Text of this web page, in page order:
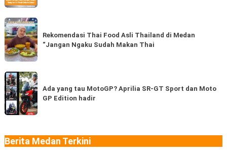
Ternama
dari
Thailand,
kamu
sudah
coba
berapa
jenis?
Rekomendasi
Thai
Food
Asli
Thailand
di
Medan
“Jangan
Sudah
Makan
Rekomendasi Thai Food Asli Thailand di Medan
“Jangan Ngaku Sudah Makan Thai
Ada
yang
tau
MotoGP?
SR-
GT
Ada yang tau MotoGP? Aprilia SR-GT Sport dan Moto
GP Edition hadir
Berita Medan Terkini